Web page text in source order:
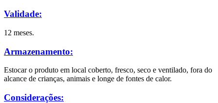
Validade:
12 meses.
Armazenamento:
Estocar o produto em local coberto, fresco, seco e ventilado, fora do
alcance de crianças, animais e longe de fontes de calor.
Considerações: